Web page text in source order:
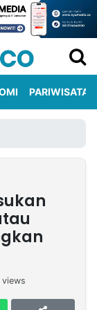
PARIWISATA
views